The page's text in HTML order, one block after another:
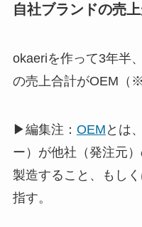
自社ブランドの売
okaeriを作って3年半
の売上合計がOEM（
▶編集注： OEM とは
ー）が他社（発注元
製造すること、もし
指す。